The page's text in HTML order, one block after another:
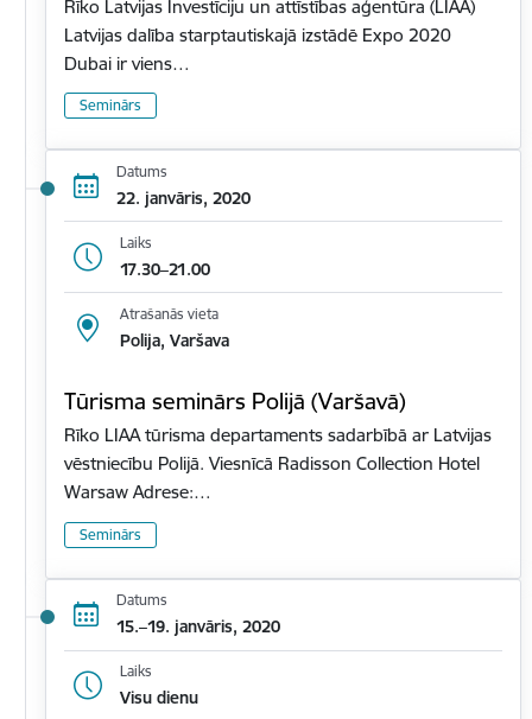
Rīko Latvijas Investīciju un attīstības aģentūra (LIAA)
Latvijas dalība starptautiskajā izstādē Expo 2020
Dubai ir viens…
Seminārs
Datums
22. janvāris, 2020
Laiks
17.30–21.00
Atrašanās vieta
Polija, Varšava
Tūrisma seminārs Polijā (Varšavā)
Rīko LIAA tūrisma departaments sadarbībā ar Latvijas
vēstniecību Polijā. Viesnīcā Radisson Collection Hotel
Warsaw Adrese:…
Seminārs
Datums
15.–19. janvāris, 2020
Laiks
Visu dienu